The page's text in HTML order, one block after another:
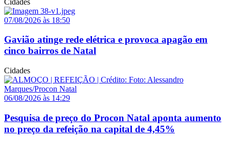
07/08/2026 às 18:50
Gavião atinge rede elétrica e provoca apagão em
cinco bairros de Natal
Cidades
06/08/2026 às 14:29
Pesquisa de preço do Procon Natal aponta aumento
no preço da refeição na capital de 4,45%